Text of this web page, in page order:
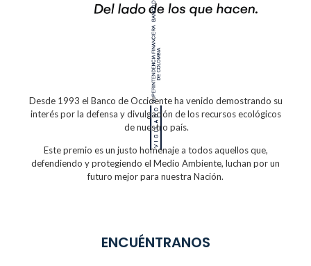
Desde 1993 el Banco de Occidenteha venido demostrando su
interés por la defensa y divulgación de los recursos ecológicos
de nuestro país.
Este premio es un justo homenaje a todosaquellos que,
defendiendo y protegiendo el Medio Ambiente, luchan por un
futuro mejor para nuestra Nación.
ENCUÉNTRANOS